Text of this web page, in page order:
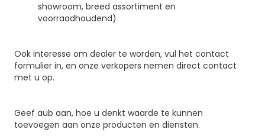
showroom, breed assortiment en
voorraadhoudend)
Ook interesse om dealer te worden, vul het contact
formulier in, en onze verkopers nemen direct contact
met u op.
Geef aub aan, hoe u denkt waarde te kunnen
toevoegen aan onze producten en diensten.